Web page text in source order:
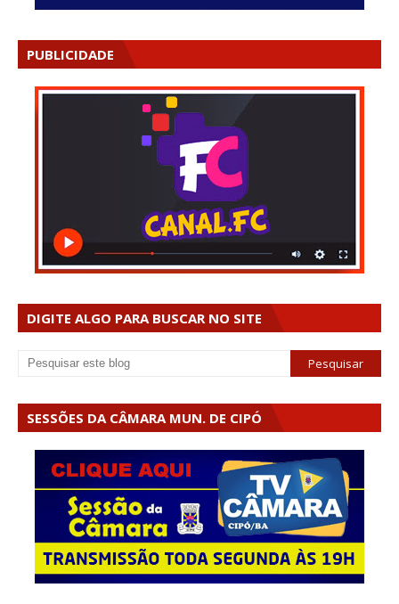
PUBLICIDADE
DIGITE ALGO PARA BUSCAR NO SITE
SESSÕES DA CÂMARA MUN. DE CIPÓ